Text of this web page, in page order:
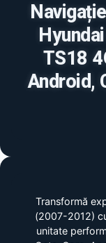
TS18
Android,
Transformă
(2007-2012)
unitate